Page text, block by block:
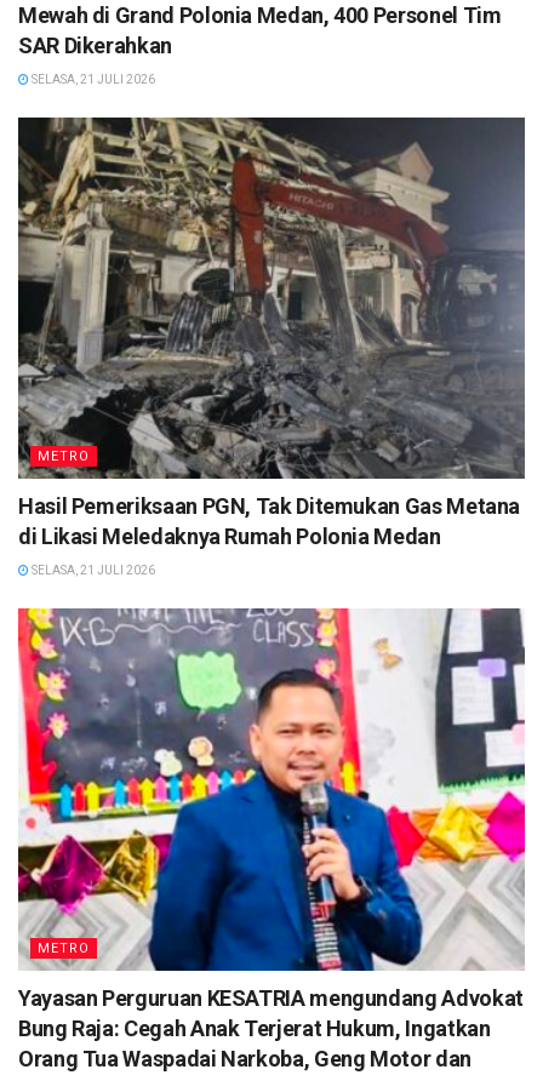
Mewah di Grand Polonia Medan, 400 Personel Tim
SAR Dikerahkan
SELASA, 21 JULI 2026
METRO
Hasil Pemeriksaan PGN, Tak Ditemukan Gas Metana
di Likasi Meledaknya Rumah Polonia Medan
SELASA, 21 JULI 2026
METRO
Yayasan Perguruan KESATRIA mengundang Advokat
Bung Raja: Cegah Anak Terjerat Hukum, Ingatkan
Orang Tua Waspadai Narkoba, Geng Motor dan